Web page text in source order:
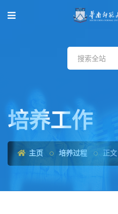
培养工作
主页 培养过程 正文